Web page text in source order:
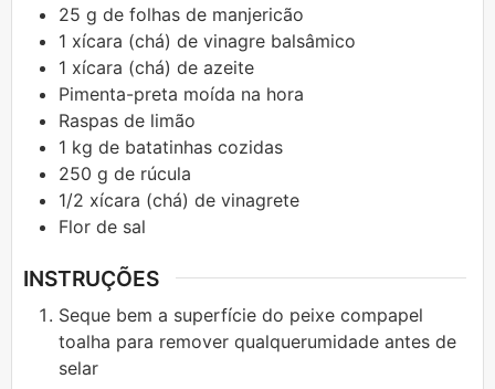
25 g de folhas de manjericão
1 xícara (chá) de vinagre balsâmico
1 xícara (chá) de azeite
Pimenta-preta moída na hora
Raspas de limão
1 kg de batatinhas cozidas
250 g de rúcula
1/2 xícara (chá) de vinagrete
Flor de sal
INSTRUÇÕES
Seque bem a superfície do peixe compapel
toalha para remover qualquerumidade antes de
selar